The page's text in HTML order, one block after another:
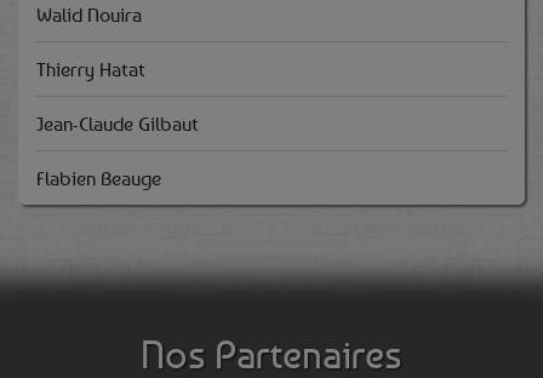
Walid Nouira
Thierry Hatat
Jean-Claude Gilbaut
Flabien Beauge
Nos Partenaires